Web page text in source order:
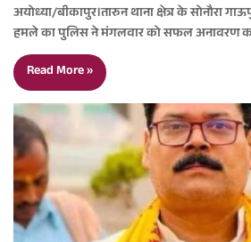
अयोध्या/बीकापुर।तारुन थाना क्षेत्र के सोनौरा
हमले का पुलिस ने मंगलवार को सफल अनावरण
Read More »